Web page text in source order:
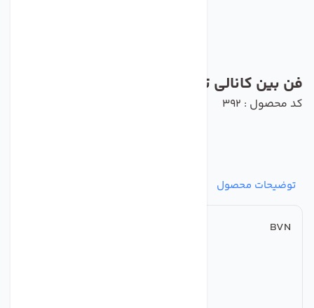
فن بین کانالی ترکیه ای BVN مدل BMFX250
کد محصول : 392
توضیحات محصول
BVN